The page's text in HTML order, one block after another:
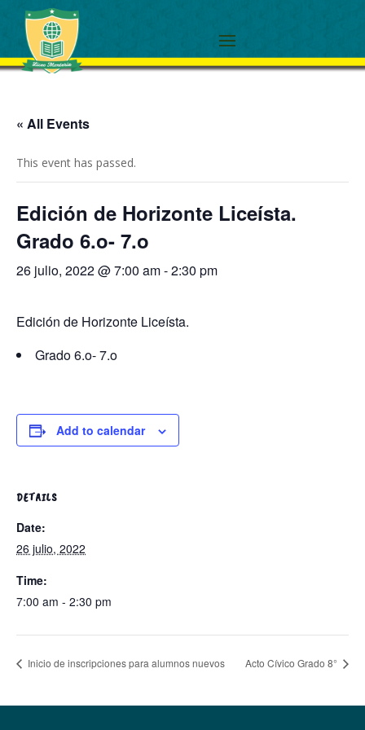
« All Events
This event has passed.
Edición de Horizonte Liceísta.
Grado 6.o- 7.o
26 julio, 2022 @ 7:00 am-2:30 pm
Edición de Horizonte Liceísta.
Grado 6.o- 7.o
Add to calendar
DETAILS
Date:
26 julio, 2022
Time:
7:00 am - 2:30 pm
Inicio de inscripciones para alumnos nuevos Acto Cívico Grado 8°